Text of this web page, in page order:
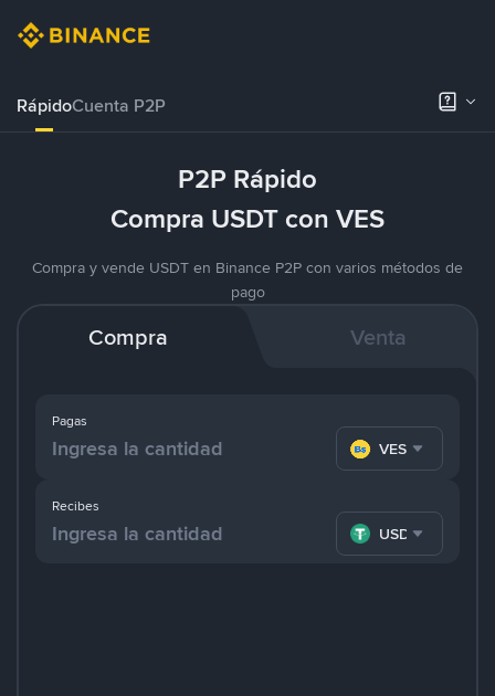
RápidoCuenta P2P
P2P Rápido
Compra USDT con VES
Compra y vende USDT en Binance P2P con varios métodos de
pago
Compra Venta
Pagas
VES
Recibes
USDT